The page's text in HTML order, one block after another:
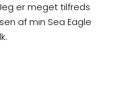
er meget tilfreds
af min Sea Eagle